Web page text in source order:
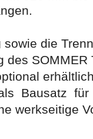
die
des SOMMER
Bausatz für
werkseitige